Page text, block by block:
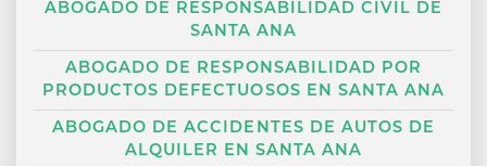
ABOGADO DE RESPONSABILIDAD CIVIL DE
SANTA ANA
ABOGADO DE RESPONSABILIDAD POR
PRODUCTOS DEFECTUOSOS EN SANTA ANA
ABOGADO DE ACCIDENTES DE AUTOS DE
ALQUILER EN SANTA ANA